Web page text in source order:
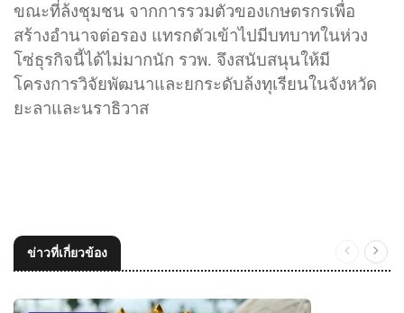
ขณะที่ล้งชุมชน จากการรวมตัวของเกษตรกรเพื่อ
สร้างอำนาจต่อรอง แทรกตัวเข้าไปมีบทบาทในห่วง
โซ่ธุรกิจนี้ได้ไม่มากนัก รวพ. จึงสนับสนุนให้มี
โครงการวิจัยพัฒนาและยกระดับล้งทุเรียนในจังหวัด
ยะลาและนราธิวาส
ข่าวที่เกี่ยวข้อง